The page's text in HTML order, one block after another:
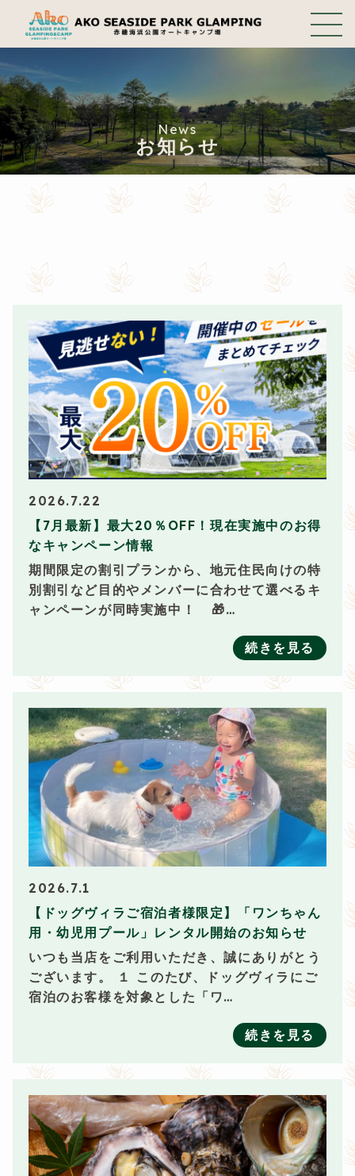
News
お知らせ
2026.7.22
【7月最新】最大20％OFF！現在実施中のお得
なキャンペーン情報
期間限定の割引プランから、地元住民向けの特
別割引など目的やメンバーに合わせて選べるキ
ャンペーンが同時実施中！ 🎁…
続きを見る
2026.7.1
【ドッグヴィラご宿泊者様限定】「ワンちゃん
用・幼児用プール」レンタル開始のお知らせ
いつも当店をご利用いただき、誠にありがとう
ございます。 １ このたび、ドッグヴィラにご
宿泊のお客様を対象とした「ワ…
続きを見る